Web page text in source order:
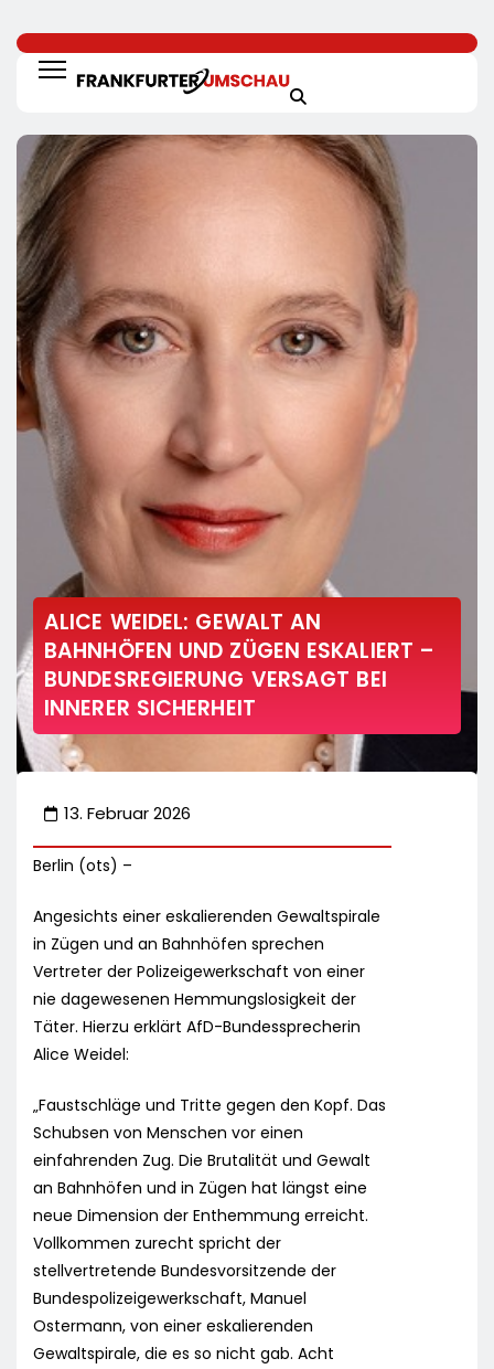
ALICE WEIDEL: GEWALT AN
BAHNHÖFEN UND ZÜGEN ESKALIERT –
BUNDESREGIERUNG VERSAGT BEI
INNERER SICHERHEIT
13. Februar 2026
Berlin (ots) –
Angesichts einer eskalierenden Gewaltspirale
in Zügen und an Bahnhöfen sprechen
Vertreter der Polizeigewerkschaft von einer
nie dagewesenen Hemmungslosigkeit der
Täter. Hierzu erklärt AfD-Bundessprecherin
Alice Weidel:
„Faustschläge und Tritte gegen den Kopf. Das
Schubsen von Menschen vor einen
einfahrenden Zug. Die Brutalität und Gewalt
an Bahnhöfen und in Zügen hat längst eine
neue Dimension der Enthemmung erreicht.
Vollkommen zurecht spricht der
stellvertretende Bundesvorsitzende der
Bundespolizeigewerkschaft, Manuel
Ostermann, von einer eskalierenden
Gewaltspirale, die es so nicht gab. Acht